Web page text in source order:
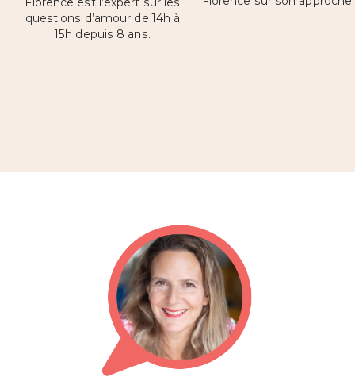
Florence est l’expert sur les
questions d’amour de 14h à
15h depuis 8 ans.